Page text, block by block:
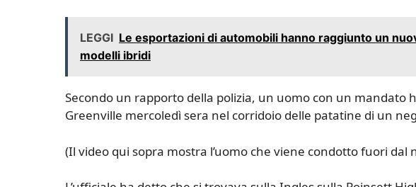
LEGGI Le esportazioni di automobili hanno raggiunto un
modelli ibridi
Secondo un rapporto della polizia, un uomo con un mandato
Greenville mercoledì sera nel corridoio delle patatine di un
(Il video qui sopra mostra l’uomo che viene condotto fuori dal